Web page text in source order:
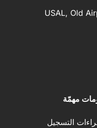
USAL, Old
مهمّة
التسجيل